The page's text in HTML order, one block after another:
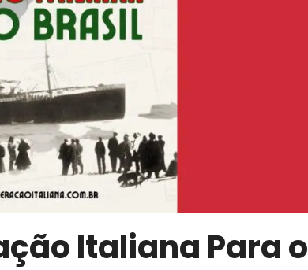
Italiana Para o